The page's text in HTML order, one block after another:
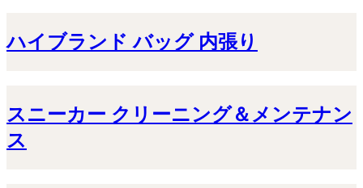
ハイブランド バッグ 内張り
スニーカー クリーニング＆メンテナン
ス